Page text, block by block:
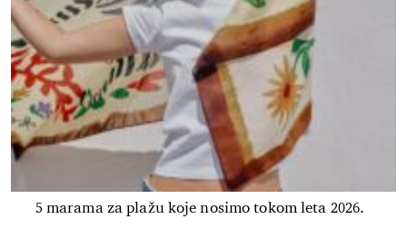
5 marama za plažu koje nosimo tokom leta 2026.